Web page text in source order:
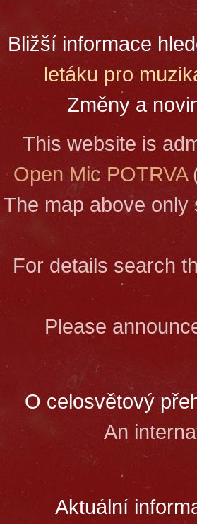
Bližší informace
letáku pro
Změny a
This website is
Open Mic POTRVA
The map above only
For details search
Please
O celosvětový
An
Aktuální